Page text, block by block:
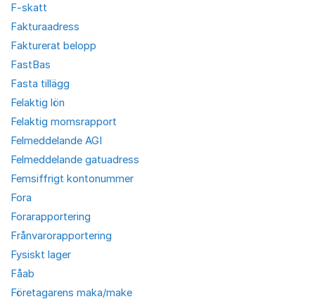
F-skatt
Fakturaadress
Fakturerat belopp
FastBas
Fasta tillägg
Felaktig lön
Felaktig momsrapport
Felmeddelande AGI
Felmeddelande gatuadress
Femsiffrigt kontonummer
Fora
Forarapportering
Frånvarorapportering
Fysiskt lager
Fåab
Företagarens maka/make